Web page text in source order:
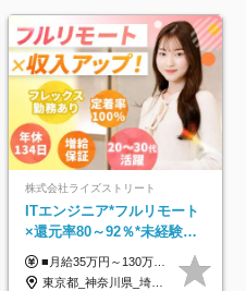
株式会社ライズストリート
ITエンジニア*フルリモート
×還元率80～92％*未経験歓
迎*年休134日*月給35万～*
定着率100%
■月給35万円～130万円＋賞与年2回＋各種手当 ※システムエンジニアの経験をお持ちの方は月給41万円以上＋賞与年2回（108万円～）＋手当 ■単価（年収）アップのチャンスは最大年12回 ※残業代は1分単位で100％全額支給。サービス残業などは一切ありません ※試用期間6ヵ月（試用期間中の待遇・給与に差はありません）
東京都_神奈川県_埼玉県_千葉県_大阪府_愛知県_北海道_青森県_岩手県_宮城県_秋田県_山形県_福島県_茨城県_栃木県_群馬県_新潟県_山梨県_長野県_富山県_石川県_福井県_静岡県_岐阜県_三重県_兵庫県_京都府_滋賀県_奈良県_和歌山県_広島県_岡山県_鳥取県_島根県_山口県_徳島県_香川県_愛媛県_高知県_福岡県_熊本県_佐賀県_長崎県_大分県_宮崎県_鹿児島県_沖縄県